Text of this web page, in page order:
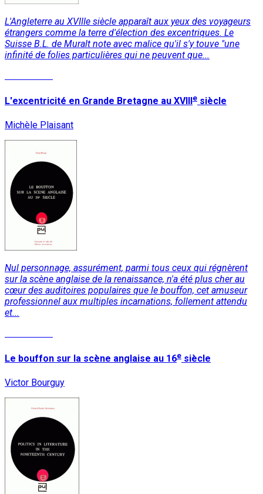
L'Angleterre au XVIIIe siècle apparaît aux yeux des voyageurs
étrangers comme la terre d'élection des excentriques. Le
Suisse B.L. de Muralt note avec malice qu'il s'y touve "une
infinité de folies particulières qui ne peuvent que...
L'excentricité en Grande Bretagne au XVIII e siècle
Michèle Plaisant
Nul personnage, assurément, parmi tous ceux qui régnèrent
sur la scène anglaise de la renaissance, n'a été plus cher au
cœur des auditoires populaires que le bouffon, cet amuseur
professionnel aux multiples incarnations, follement attendu
et...
Le bouffon sur la scène anglaise au 16e siècle
Victor Bourguy